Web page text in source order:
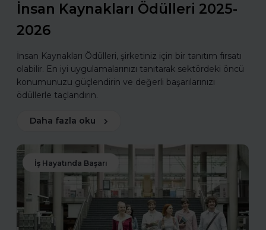
İnsan Kaynakları Ödülleri 2025-
2026
İnsan Kaynakları Ödülleri, şirketiniz için bir tanıtım fırsatı
olabilir. En iyi uygulamalarınızı tanıtarak sektördeki öncü
konumunuzu güçlendirin ve değerli başarılarınızı
ödüllerle taçlandırın.
Daha fazla oku
İş Hayatında Başarı